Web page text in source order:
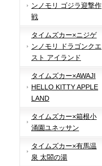
ンノモリ ゴジラ迎撃作
戦
タイムズカー×ニジゲ
ンノモリ ドラゴンクエ
スト アイランド
タイムズカー×AWAJI
HELLO KITTY APPLE
LAND
タイムズカー×箱根小
涌園ユネッサン
タイムズカー×有馬温
泉 太閤の湯